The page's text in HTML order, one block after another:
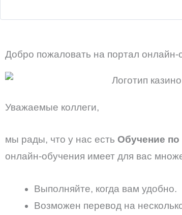
Добро пожаловать на портал
Уважаемые коллеги,
мы рады, что у нас есть Обучение
онлайн-обучения имеет для вас
Выполняйте, когда вам удобно.
Возможен перевод на